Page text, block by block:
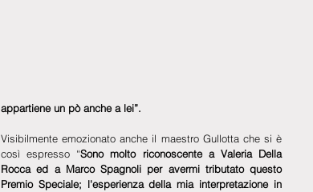
appartiene un pò anche a lei”.
Visibilmente emozionato anche il maestro Gullotta che si è
così espresso “Sono molto riconoscente a Valeria Della
Rocca ed a Marco Spagnoli per avermi tributato questo
Premio Speciale; l'esperienza della mia interpretazione in